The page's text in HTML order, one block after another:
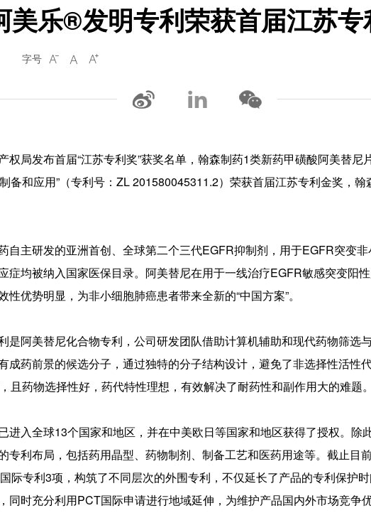
美乐®发明专利荣获首届江苏专
字号   
局发布首届“江苏专利奖”获奖名单，翰森制药1类新药甲磺酸阿美替尼
备和应用”（专利号：ZL 201580045311.2）荣获首届江苏专利金奖，
主研发的亚洲首创、全球第二个三代EGFR抑制剂，用于EGFR突变非
症均被纳入国家医保目录。阿美替尼在用于一线治疗EGFR敏感突变阳
性优势明显，为非小细胞肺癌患者带来全新的“中国方案”。
阿美替尼化合物专利，公司研发团队借助计算机辅助和现代药物筛选
成药前景的候选分子，通过独特的分子结构设计，避免了非选择性活性
且药物选择性好，药代特性理想，有效解决了耐药性和副作用大的难题。
入全球13个国家和地区，并在中美欧日等国家和地区获得了授权。除
专利布局，包括药用晶型、药物制剂、制备工艺和医药用途等。截止目
际专利3项，构筑了不同层次的外围专利，不仅延长了产品的专利保护
同时充分利用PCT国际申请进行地域延伸，为维护产品国内外市场竞争